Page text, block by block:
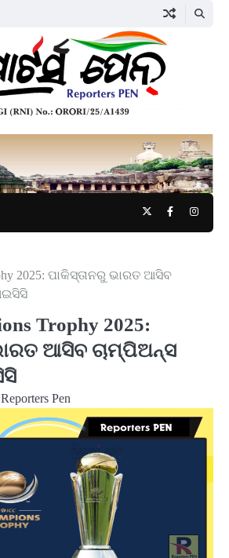
TwitterFacebook
2025: ପାକିସ୍ତାନରୁ ଭାରତ ଆସିବ
Trophy 2025:
ଆସିବ ଚାମ୍ପିଅନ୍ସ
Reporters Pen